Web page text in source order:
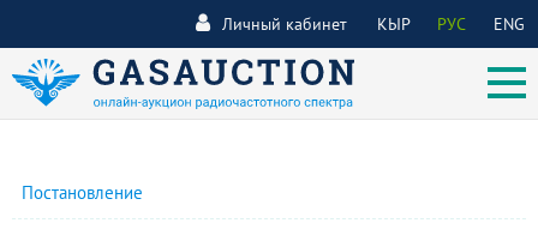
КЫР РУС ENG
Личный кабинет
Постановление